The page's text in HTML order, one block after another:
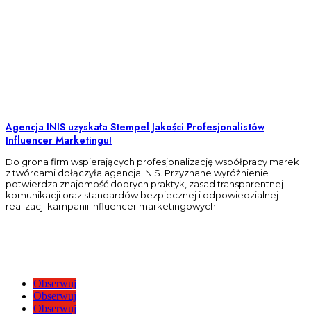
Agencja INIS uzyskała Stempel Jakości Profesjonalistów
Influencer Marketingu!
Do grona firm wspierających profesjonalizację współpracy marek
z twórcami dołączyła agencja INIS. Przyznane wyróżnienie
potwierdza znajomość dobrych praktyk, zasad transparentnej
komunikacji oraz standardów bezpiecznej i odpowiedzialnej
realizacji kampanii influencer marketingowych.
Obserwuj
Obserwuj
Obserwuj